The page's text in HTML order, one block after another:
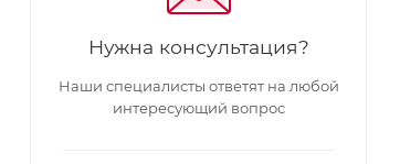
Нужна консультация?
Наши специалисты ответят на любой
интересующий вопрос